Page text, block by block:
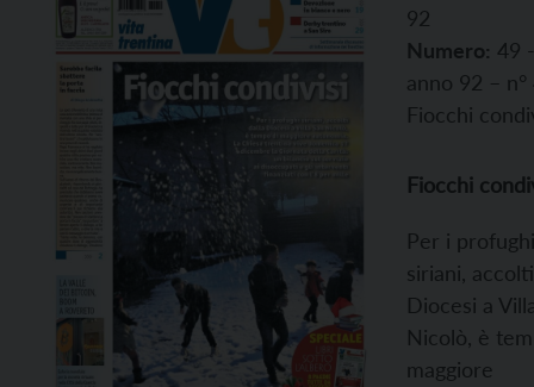
92
Numero: 49 -
anno 92 – n°
Fiocchi
Fiocchi
Per i profughi
siriani,
Diocesi a
Nicolò, è
maggiore